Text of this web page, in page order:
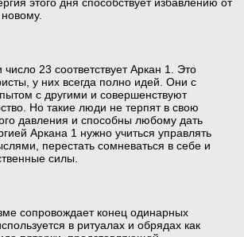
23 соответствует Аркан 1. Это
у них всегда полно идей. Они с
с другими и совершенствуют
Но такие люди не терпят в свою
давления и способны любому дать
Аркана 1 нужно учиться управлять
перестать сомневаться в себе и
силы.
сопровождает конец одинарных
в ритуалах и обрядах как